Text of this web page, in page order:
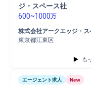
ジ・スペース社
600~1000万
株式会社アークエッジ・ス
東京都江東区
も
エージェント求人 New